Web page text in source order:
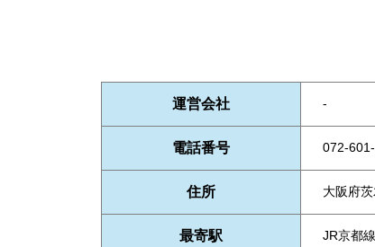
運営会社 -
電話番号 072-
住所 大阪府
最寄駅 JR京都